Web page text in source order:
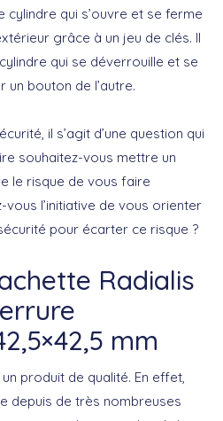
cylindre qui s’ouvre et se ferme
grâce à un jeu de clés. Il
qui se déverrouille et se
un bouton de l’autre.
il s’agit d’une question qui
souhaitez-vous mettre un
le risque de vous faire
l’initiative de vous orienter
pour écarter ce risque ?
Radialis
mm
produit de qualité. En effet,
depuis de très nombreuses